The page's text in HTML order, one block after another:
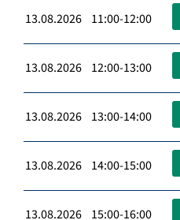
13.08.2026 11:00-12:00
13.08.2026 12:00-13:00
13.08.2026 13:00-14:00
13.08.2026 14:00-15:00
13.08.2026 15:00-16:00